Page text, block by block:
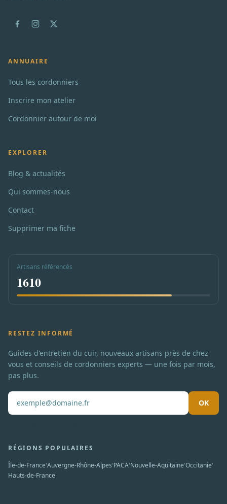
ANNUAIRE
Tous les cordonniers
Inscrire mon atelier
Cordonnier autour de moi
EXPLORER
Blog & actualités
Qui sommes-nous
Contact
Supprimer ma fiche
Artisans référencés
1610
RESTEZ INFORMÉ
Guides d'entretien du cuir, nouveaux artisans près de chez
vous et conseils de cordonniers experts — une fois par mois,
pas plus.
OK
RÉGIONS POPULAIRES
Île-de-France·Auvergne-Rhône-Alpes·PACA·Nouvelle-Aquitaine·Occitanie·
Hauts-de-France